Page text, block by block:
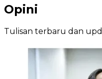
Opini
Tulisan terbaru dan